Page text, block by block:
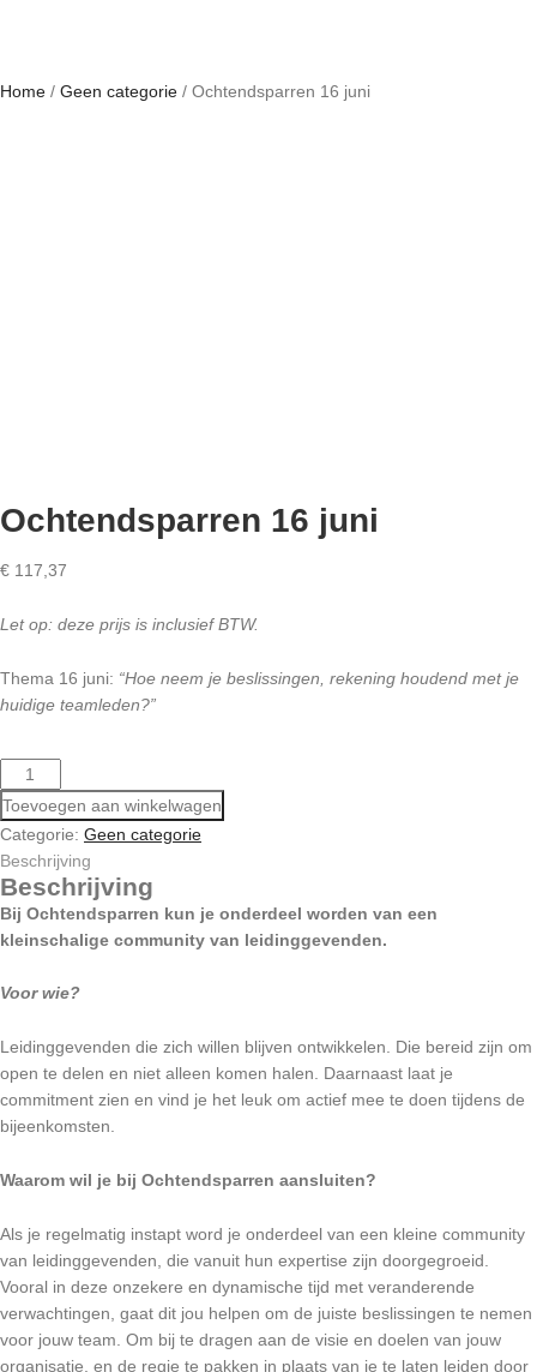
HOME
Home / Geen categorie / Ochtendsparren 16 juni
Ochtendsparren 16 juni
€ 117,37
Let op: deze prijs is inclusief BTW.
Thema 16 juni: “Hoe neem je beslissingen, rekening houdend met je
huidige teamleden?”
OCHTENDSPARREN
JUNI
AANTAL
Toevoegen aan winkelwagen
Categorie: Geen categorie
Beschrijving
Beschrijving
Bij Ochtendsparren kun je onderdeel worden van een
kleinschalige community van leidinggevenden.
Voor wie?
Leidinggevenden die zich willen blijven ontwikkelen. Die bereid zijn om
open te delen en niet alleen komen halen. Daarnaast laat je
commitment zien en vind je het leuk om actief mee te doen tijdens de
bijeenkomsten.
Waarom wil je bij Ochtendsparren aansluiten?
Als je regelmatig instapt word je onderdeel van een kleine community
van leidinggevenden, die vanuit hun expertise zijn doorgegroeid.
Vooral in deze onzekere en dynamische tijd met veranderende
verwachtingen, gaat dit jou helpen om de juiste beslissingen te nemen
voor jouw team. Om bij te dragen aan de visie en doelen van jouw
organisatie, en de regie te pakken in plaats van je te laten leiden door